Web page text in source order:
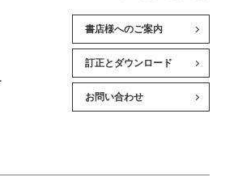
書店様へのご案内
訂正とダウンロード
お問い合わせ